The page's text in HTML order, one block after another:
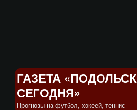
ГАЗЕТА «ПОДОЛЬСК
СЕГОДНЯ»
Прогнозы на футбол, хокеей, теннис